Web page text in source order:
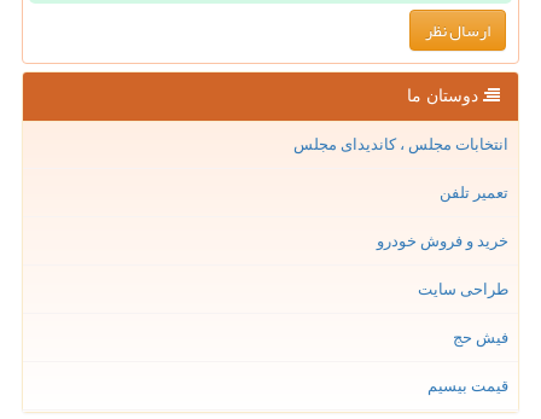
دوستان ما
انتخابات مجلس ، کاندیدای مجلس
تعمیر تلفن
خرید و فروش خودرو
طراحی سایت
فیش حج
قیمت بیسیم